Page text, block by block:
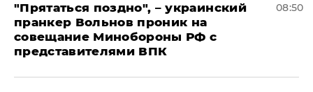
"Прятаться поздно", – украинский
пранкер Вольнов проник на
совещание Минобороны РФ с
представителями ВПК
08:50